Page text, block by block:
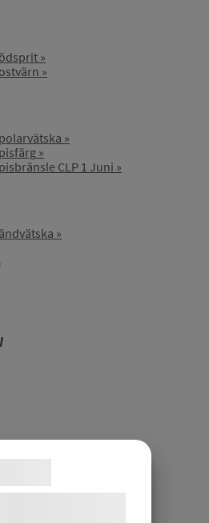
CLP 1 Juni